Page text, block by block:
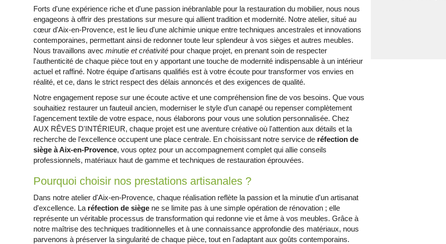
Forts d'une expérience riche et d'une passion inébranlable pour la restauration du mobilier, nous nous
engageons à offrir des prestations sur mesure qui allient tradition et modernité. Notre atelier, situé au
cœur d'Aix-en-Provence, est le lieu d'une alchimie unique entre techniques ancestrales et innovations
contemporaines, permettant ainsi de redonner toute leur splendeur à vos sièges et autres meubles.
Nous travaillons avecminutie et créativité pour chaque projet, en prenant soin de respecter
l'authenticité de chaque pièce tout en y apportant une touche de modernité indispensable à un intérieur
actuel et raffiné. Notre équipe d'artisans qualifiés est à votre écoute pour transformer vos envies en
réalité, et ce, dans le strict respect des délais annoncés et des exigences de qualité.
Notre engagement repose sur une écoute active et une compréhension fine de vos besoins. Que vous
souhaitiez restaurer un fauteuil ancien, moderniser le style d'un canapé ou repenser complètement
l'agencement textile de votre espace, nous élaborons pour vous une solution personnalisée. Chez
AUX RÊVES D'INTÉRIEUR, chaque projet est une aventure créative où l'attention aux détails et la
recherche de l'excellence occupent une place centrale. En choisissant notre service de réfection de
siège à Aix-en-Provence, vous optez pour un accompagnement complet qui allie conseils
professionnels, matériaux haut de gamme et techniques de restauration éprouvées.
Pourquoi choisir nos prestations artisanales ?
Dans notre atelier d'Aix-en-Provence, chaque réalisation reflète la passion et la minutie d'un artisanat
d'excellence. La réfection de siège ne se limite pas à une simple opération de rénovation ; elle
représente un véritable processus de transformation qui redonne vie et âme à vos meubles. Grâce à
notre maîtrise des techniques traditionnelles et à une connaissance approfondie des matériaux, nous
parvenons à préserver la singularité de chaque pièce, tout en l'adaptant aux goûts contemporains.